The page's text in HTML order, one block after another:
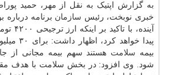
به گزارش اپتیک به نقل از مهر، حمید
خبری نوبخت، رئیس سازمان برنامه
آینده،
پیدا
بیمه سلامت هستند سهم بیمه مجانی از
شود. وی افزود: در بخش سلامت با هدف